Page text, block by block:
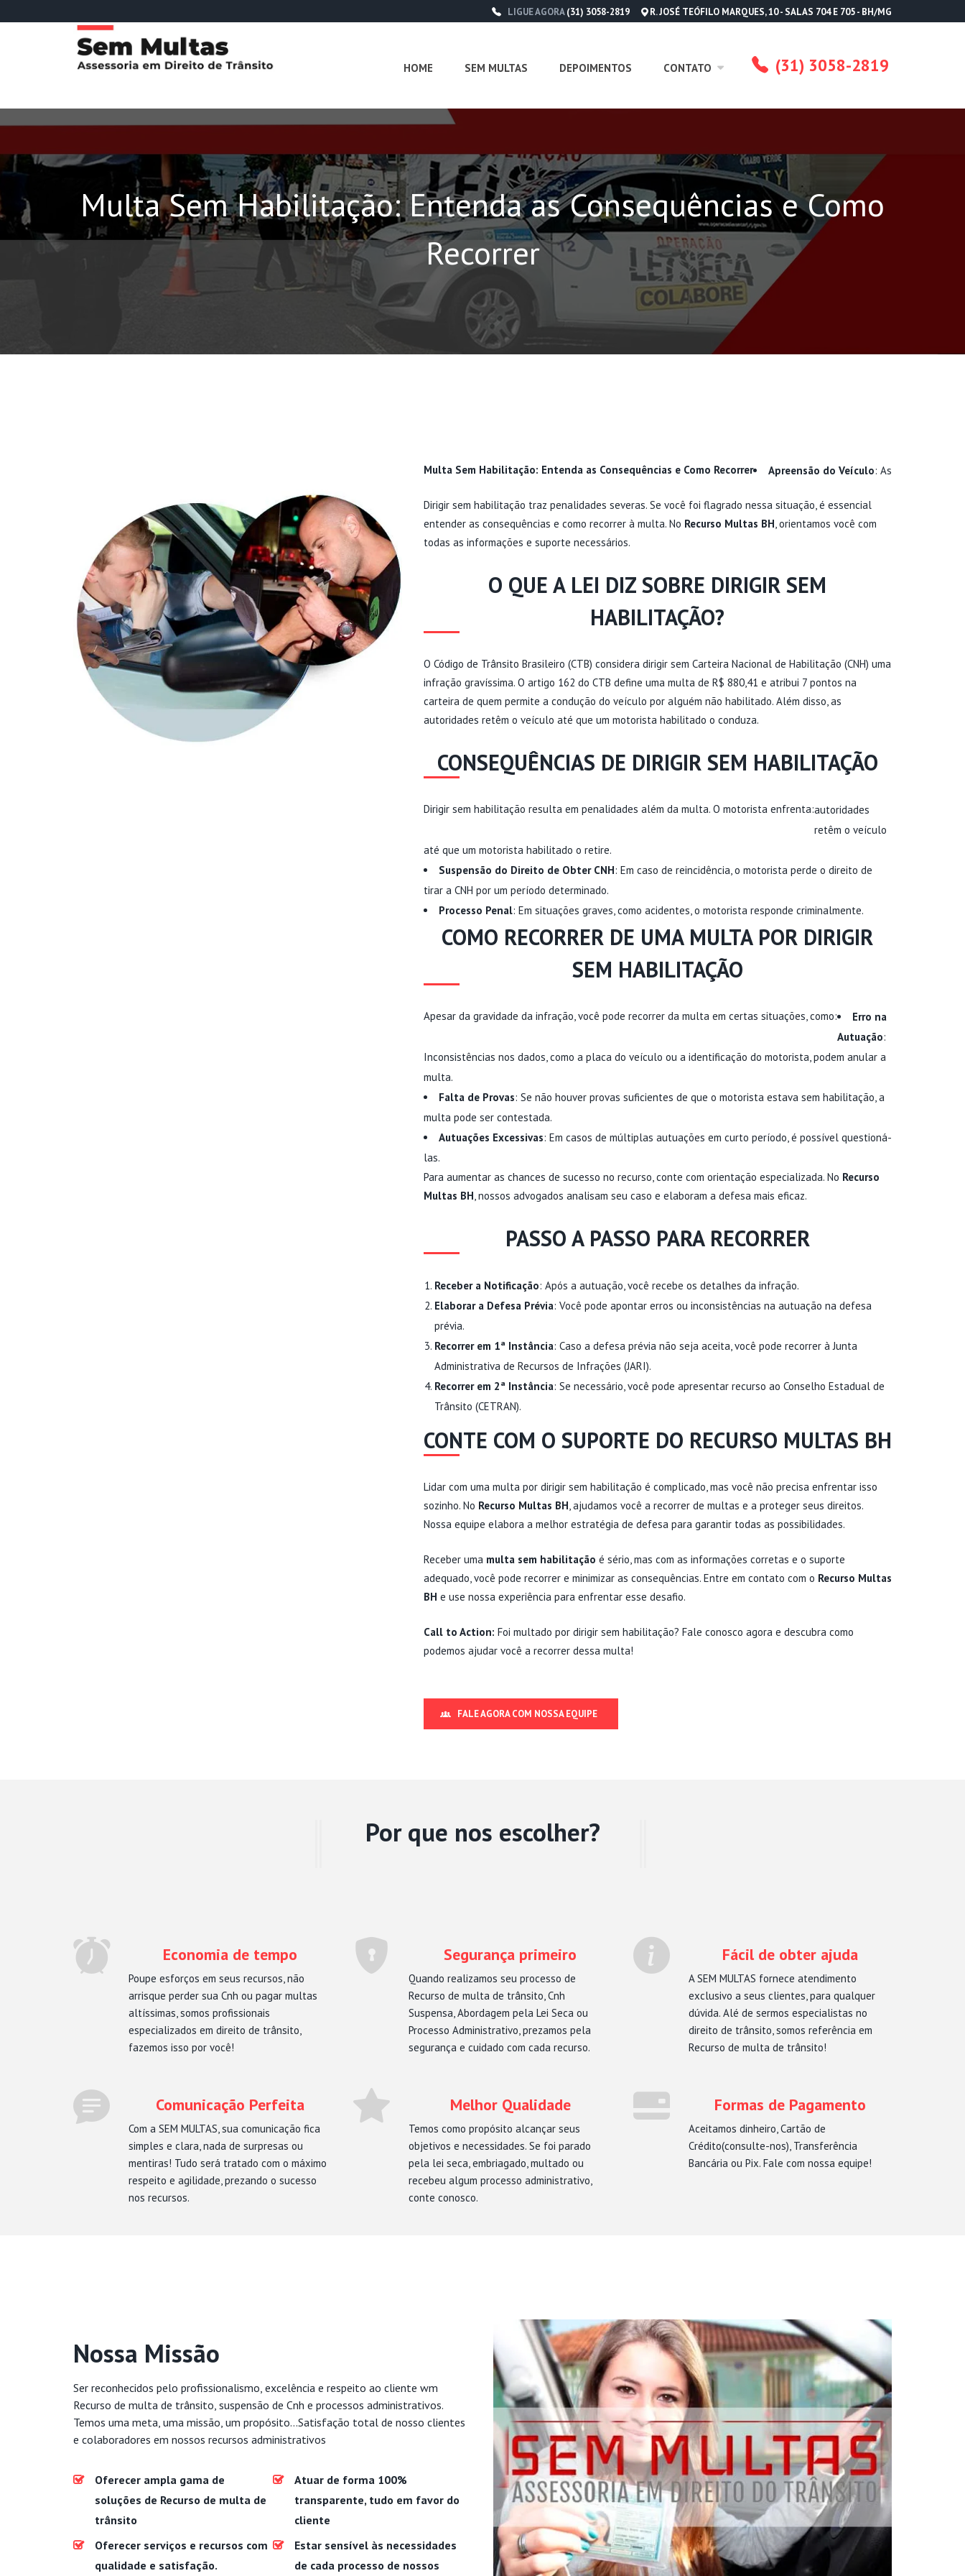
LIGUE AGORA(31) 3058-2819 R. JOSÉ TEÓFILO MARQUES, 10 - SALAS 704 E 705 - BH/MG
HOME SEM MULTAS DEPOIMENTOS CONTATO (31) 3058-2819
Multa Sem Habilitação: Entenda as Consequências e Como
Recorrer
Multa Sem Habilitação: Entenda as Consequências e Como Recorrer
Dirigir sem habilitação traz penalidades severas. Se você foi flagrado nessa situação, é essencial
entender as consequências e como recorrer à multa. No Recurso Multas BH, orientamos você com
todas as informações e suporte necessários.
O QUE A LEI DIZ SOBRE DIRIGIR SEM
HABILITAÇÃO?
O Código de Trânsito Brasileiro (CTB) considera dirigir sem Carteira Nacional de Habilitação (CNH) uma
infração gravíssima. O artigo 162 do CTB define uma multa de R$ 880,41 e atribui 7 pontos na
carteira de quem permite a condução do veículo por alguém não habilitado. Além disso, as
autoridades retêm o veículo até que um motorista habilitado o conduza.
CONSEQUÊNCIAS DE DIRIGIR SEM HABILITAÇÃO
Dirigir sem habilitação resulta em penalidades além da multa. O motorista enfrenta:
Apreensão do Veículo: As
autoridades
retêm o veículo
até que um motorista habilitado o retire.
Suspensão do Direito de Obter CNH: Em caso de reincidência, o motorista perde o direito de
tirar a CNH por um período determinado.
Processo Penal: Em situações graves, como acidentes, o motorista responde criminalmente.
COMO RECORRER DE UMA MULTA POR DIRIGIR
SEM HABILITAÇÃO
Apesar da gravidade da infração, você pode recorrer da multa em certas situações, como:
Erro na
Autuação:
Inconsistências nos dados, como a placa do veículo ou a identificação do motorista, podem anular a
multa.
Falta de Provas: Se não houver provas suficientes de que o motorista estava sem habilitação, a
multa pode ser contestada.
Autuações Excessivas: Em casos de múltiplas autuações em curto período, é possível questioná-
las.
Para aumentar as chances de sucesso no recurso, conte com orientação especializada. No Recurso
Multas BH, nossos advogados analisam seu caso e elaboram a defesa mais eficaz.
PASSO A PASSO PARA RECORRER
Receber a Notificação: Após a autuação, você recebe os detalhes da infração.
Elaborar a Defesa Prévia: Você pode apontar erros ou inconsistências na autuação na defesa
prévia.
Recorrer em 1ª Instância: Caso a defesa prévia não seja aceita, você pode recorrer à Junta
Administrativa de Recursos de Infrações (JARI).
Recorrer em 2ª Instância: Se necessário, você pode apresentar recurso ao Conselho Estadual de
Trânsito (CETRAN).
CONTE COM O SUPORTE DO RECURSO MULTAS BH
Lidar com uma multa por dirigir sem habilitação é complicado, mas você não precisa enfrentar isso
sozinho. No Recurso Multas BH, ajudamos você a recorrer de multas e a proteger seus direitos.
Nossa equipe elabora a melhor estratégia de defesa para garantir todas as possibilidades.
Receber uma multa sem habilitação é sério, mas com as informações corretas e o suporte
adequado, você pode recorrer e minimizar as consequências. Entre em contato com o Recurso Multas
BH e use nossa experiência para enfrentar esse desafio.
Call to Action: Foi multado por dirigir sem habilitação? Fale conosco agora e descubra como
podemos ajudar você a recorrer dessa multa!
FALE AGORA COM NOSSA EQUIPE
Por que nos escolher?
Economia de tempo
Poupe esforços em seus recursos, não
arrisque perder sua Cnh ou pagar multas
altíssimas, somos profissionais
especializados em direito de trânsito,
fazemos isso por você!
Segurança primeiro
Quando realizamos seu processo de
Recurso de multa de trânsito, Cnh
Suspensa, Abordagem pela Lei Seca ou
Processo Administrativo, prezamos pela
segurança e cuidado com cada recurso.
Fácil de obter ajuda
A SEM MULTAS fornece atendimento
exclusivo a seus clientes, para qualquer
dúvida. Alé de sermos especialistas no
direito de trânsito, somos referência em
Recurso de multa de trânsito!
Comunicação Perfeita
Com a SEM MULTAS, sua comunicação fica
simples e clara, nada de surpresas ou
mentiras! Tudo será tratado com o máximo
respeito e agilidade, prezando o sucesso
nos recursos.
Melhor Qualidade
Temos como propósito alcançar seus
objetivos e necessidades. Se foi parado
pela lei seca, embriagado, multado ou
recebeu algum processo administrativo,
conte conosco.
Formas de Pagamento
Aceitamos dinheiro, Cartão de
Crédito(consulte-nos), Transferência
Bancária ou Pix. Fale com nossa equipe!
Nossa Missão
Ser reconhecidos pelo profissionalismo, excelência e respeito ao cliente wm
Recurso de multa de trânsito, suspensão de Cnh e processos administrativos.
Temos uma meta, uma missão, um propósito...Satisfação total de nosso clientes
e colaboradores em nossos recursos administrativos
Oferecer ampla gama de
soluções de Recurso de multa de
trânsito
Atuar de forma 100%
transparente, tudo em favor do
cliente
Oferecer serviços e recursos com
qualidade e satisfação.
Estar sensível às necessidades
de cada processo de nossos